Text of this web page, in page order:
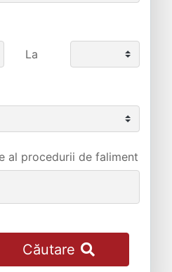
La
al procedurii de faliment
Căutare